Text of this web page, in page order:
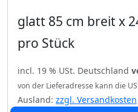
glatt 85 cm breit x
pro Stück
incl. 19 % USt. Deutschland
von der Lieferadresse kann die
Ausland: zzgl. Versandkosten